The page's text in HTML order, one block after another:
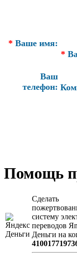
* Ваше имя:
*
Ваш
телефон:
Помощь
Сделать
систeму
пeрeводов
Деньги на